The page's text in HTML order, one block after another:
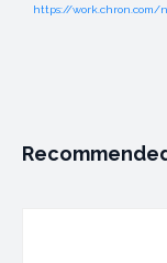
https://work.chron.com/